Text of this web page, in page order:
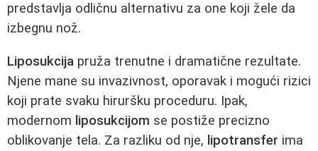
predstavlja odličnu alternativu za one koji žele da
izbegnu nož.
Liposukcija pruža trenutne i dramatične rezultate.
Njene mane su invazivnost, oporavak i mogući rizici
koji prate svaku hiruršku proceduru. Ipak,
modernom liposukcijom se postiže precizno
oblikovanje tela. Za razliku od nje, lipotransfer ima